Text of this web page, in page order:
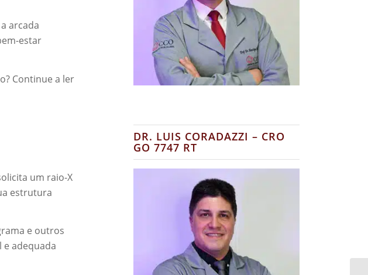
arcada
estar
Continue a ler
um raio-X
estrutura
e outros
e adequada
DR. LUIS CORADAZZI – CRO
GO 7747 RT